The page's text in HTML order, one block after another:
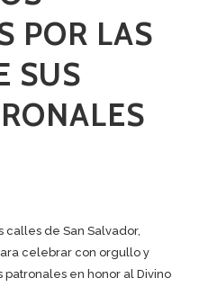
POR LAS
SUS
calles de San Salvador,
celebrar con orgullo y
en honor al Divino